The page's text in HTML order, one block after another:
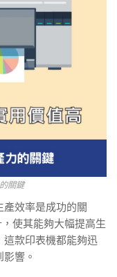
關鍵
效率是成功的關
使其能夠大幅提高生
這款印表機都能夠迅
響。